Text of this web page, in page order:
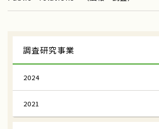
調査研究事業
2024
2021